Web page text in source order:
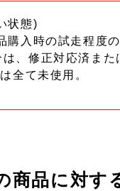
状態)
入時の試走程度
、修正対応済また
全て未使用。
商品に対す